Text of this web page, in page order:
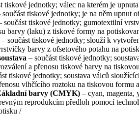
tiskové jednotky; válec na kterém je
součást tiskové jednotky; je na něm upnut
součást tiskové jednotky; gumotextilní
barvy (laku) z tiskové formy na
– součást tiskové jednotky; slouží k
barvy z ofsetového potahu na
– součást tiskové jednotky;
a přenosu tiskové barvy na
tiskové jednotky; soustava válců
vlhčícího roztoku na tiskovou formu
barvy (CMYK) – cyan, magenta,
reprodukcím předloh pomocí
/